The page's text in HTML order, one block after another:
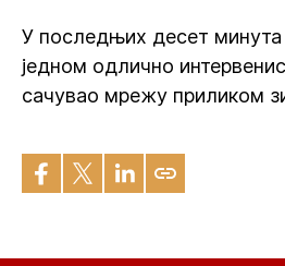
У последњих десет минута
једном одлично
сачувао мрежу приликом